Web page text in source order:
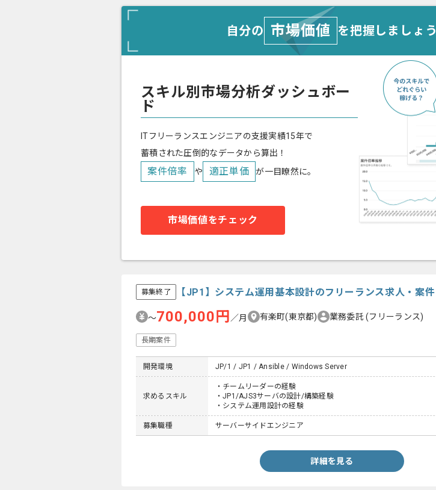
自分の 市場価値 を把握しましょう
スキル別市場分析ダッシュボー
ド
ITフリーランスエンジニアの支援実績15年で
蓄積された圧倒的なデータから算出！
案件倍率 や 適正単価 が一目瞭然に。
市場価値をチェック
募集終了 【JP1】システム運用基本設計のフリーランス求人・案件
〜700,000円 ／月 有楽町(東京都) 業務委託(フリーランス)
長期案件
開発環境 JP/1 / JP1 / Ansible / Windows Server
求めるスキル
・チームリーダーの経験
・JP1/AJS3サーバの設計/構築経験
・システム運用設計の経験
募集職種 サーバーサイドエンジニア
詳細を見る